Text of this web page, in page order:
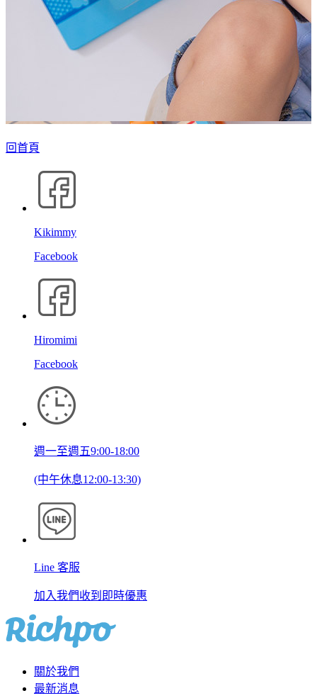
回首頁
Kikimmy
Facebook
Hiromimi
Facebook
週一至週五9:00-18:00
(中午休息12:00-13:30)
Line 客服
加入我們收到即時優惠
關於我們
最新消息